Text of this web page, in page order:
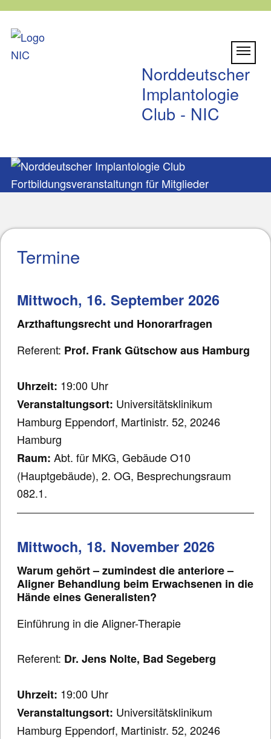
Norddeutscher
Implantologie
Club - NIC
MENÜ
Termine
Mittwoch, 16. September 2026
Arzthaftungsrecht und Honorarfragen
Referent: Prof. Frank Gütschow aus Hamburg
Uhrzeit: 19:00 Uhr
Veranstaltungsort: Universitätsklinikum
Hamburg Eppendorf, Martinistr. 52, 20246
Hamburg
Raum: Abt. für MKG, Gebäude O10
(Hauptgebäude), 2. OG, Besprechungsraum
082.1.
Mittwoch, 18. November 2026
Warum gehört – zumindest die anteriore –
Aligner Behandlung beim Erwachsenen in die
Hände eines Generalisten?
Einführung in die Aligner-Therapie
Referent: Dr. Jens Nolte, Bad Segeberg
Uhrzeit: 19:00 Uhr
Veranstaltungsort: Universitätsklinikum
Hamburg Eppendorf, Martinistr. 52, 20246